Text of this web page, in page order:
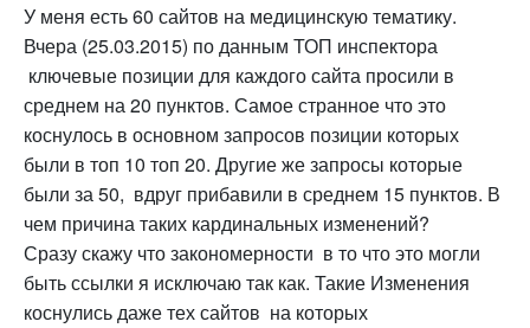
У меня есть 60 сайтов на медицинскую тематику.
Вчера (25.03.2015) по данным ТОП инспектора
ключевые позиции для каждого сайта просили в
среднем на 20 пунктов. Самое странное что это
коснулось в основном запросов позиции которых
были в топ 10 топ 20. Другие же запросы которые
были за 50, вдруг прибавили в среднем 15 пунктов. В
чем причина таких кардинальных изменений?
Сразу скажу что закономерности в то что это могли
быть ссылки я исключаю так как. Такие Изменения
коснулись даже тех сайтов на которых